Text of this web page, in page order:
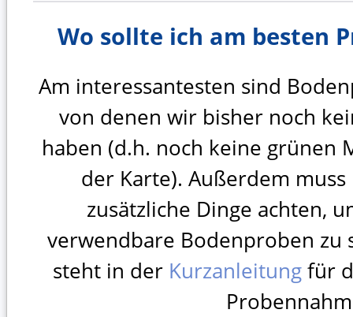
Wo sollte ich am besten
Am interessantesten sind
von denen wir bisher noch
haben (d.h. noch keine grünen
der Karte). Außerdem
zusätzliche Dinge achten,
verwendbare Bodenproben zu
steht in der Kurzanleitungfür